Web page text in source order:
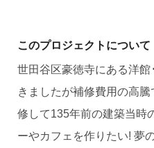
このプロジェクトについて
世田谷区豪徳寺にある洋館
きましたが補修費用の高
修して135年前の建築当時
ーやカフェを作りたい! 夢